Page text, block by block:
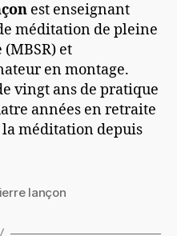
est enseignant
méditation de pleine
et
en montage.
vingt ans de pratique
années en retraite
méditation depuis
lançon